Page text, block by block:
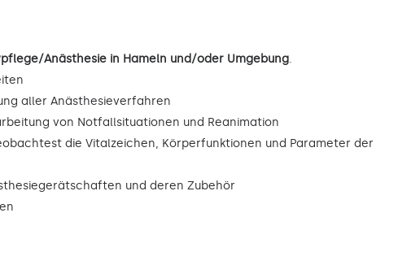
Anästhesie in Hameln und/oder Umgebung.
aller Anästhesieverfahren
von Notfallsituationen und Reanimation
die Vitalzeichen, Körperfunktionen und Parameter der
und deren Zubehör